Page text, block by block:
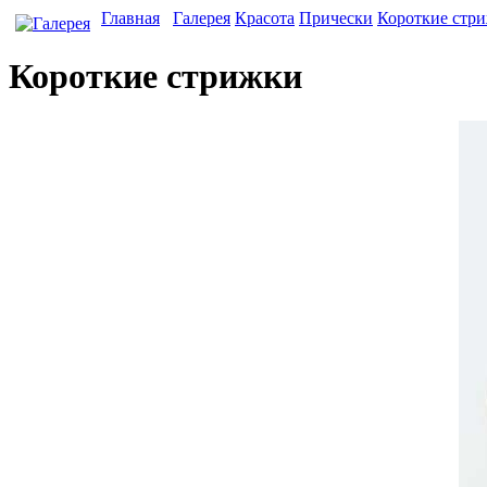
Главная Галерея Красота Прически Короткие
Короткие стрижки